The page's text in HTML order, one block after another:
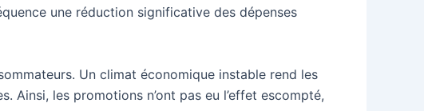
une réduction significative des dépenses
Un climat économique instable rend les
Ainsi, les promotions n’ont pas eu l’effet escompté,